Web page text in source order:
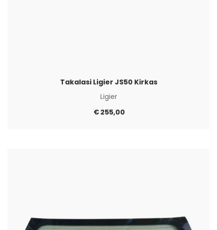
Takalasi Ligier JS50 Kirkas
Ligier
€255,00